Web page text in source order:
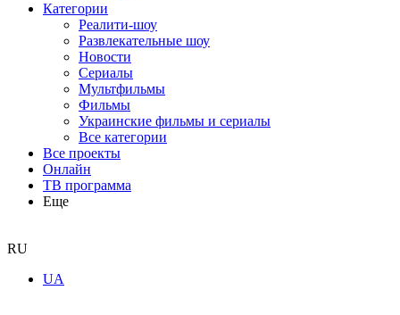
Категории
Реалити-шоу
Развлекательные шоу
Новости
Сериалы
Мультфильмы
Фильмы
Украинские фильмы и сериалы
Все категории
Все проекты
Онлайн
ТВ программа
Еще
RU
UA